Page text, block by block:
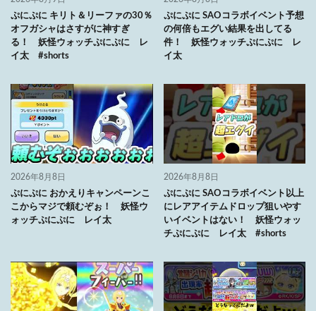
ぷにぷに キリト＆リーファの30％
オフガシャはさすがに神すぎ
る！ 妖怪ウォッチぷにぷに レ
イ太 #shorts
ぷにぷに SAOコラボイベント予想
の何倍もエグい結果を出してる
件！ 妖怪ウォッチぷにぷに レ
イ太
2026年8月8日
ぷにぷに おかえりキャンペーンこ
こからマジで頼むぞぉ！ 妖怪ウ
ォッチぷにぷに レイ太
2026年8月8日
ぷにぷに SAOコラボイベント以上
にレアアイテムドロップ狙いやす
いイベントはない！ 妖怪ウォッ
チぷにぷに レイ太 #shorts